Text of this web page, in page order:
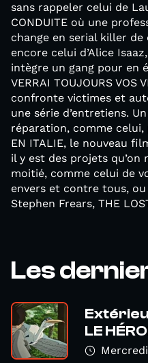
sans rappeler celui de
CONDUITE où une
change en serial killer
encore celui d’Alice
intègre un gang pour en
VERRAI TOUJOURS VOS
confronte victimes et
une série d’entretiens.
réparation, comme celui,
EN ITALIE, le nouveau
il y est des projets qu’on
moitié, comme celui de
envers et contre tous,
Stephen Frears, THE
Les
LE